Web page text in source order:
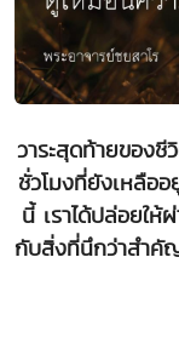
วาระสุดท้ายของ
ชั่วโมงที่ยังเหลือ
นี้ เราได้ปล่อยให้
กับสิ่งที่นึกว่าสำคั